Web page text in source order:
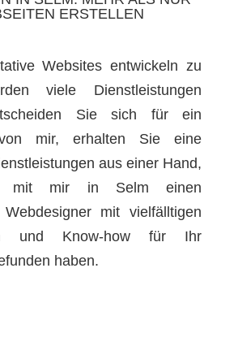
ERSTELLEN
Websites entwickeln zu
viele Dienstleistungen
Sie sich für ein
mir, erhalten Sie eine
aus einer Hand,
mit mir in Selm einen
Webdesigner mit vielfälltigen
und Know-how für Ihr
haben.